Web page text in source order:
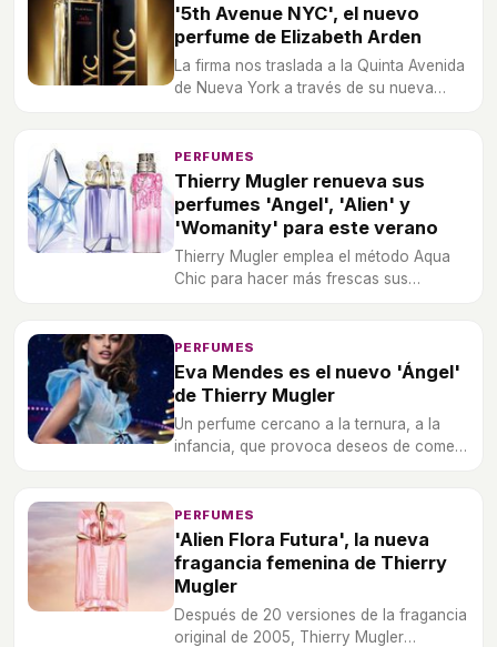
'5th Avenue NYC', el nuevo
perfume de Elizabeth Arden
La firma nos traslada a la Quinta Avenida
de Nueva York a través de su nueva
PERFUMES
Thierry Mugler renueva sus
perfumes 'Angel', 'Alien' y
'Womanity' para este verano
Thierry Mugler emplea el método Aqua
Chic para hacer más frescas sus
PERFUMES
Eva Mendes es el nuevo 'Ángel'
de Thierry Mugler
Un perfume cercano a la ternura, a la
infancia, que provoca deseos de comer
PERFUMES
'Alien Flora Futura', la nueva
fragancia femenina de Thierry
Mugler
Después de 20 versiones de la fragancia
original de 2005, Thierry Mugler